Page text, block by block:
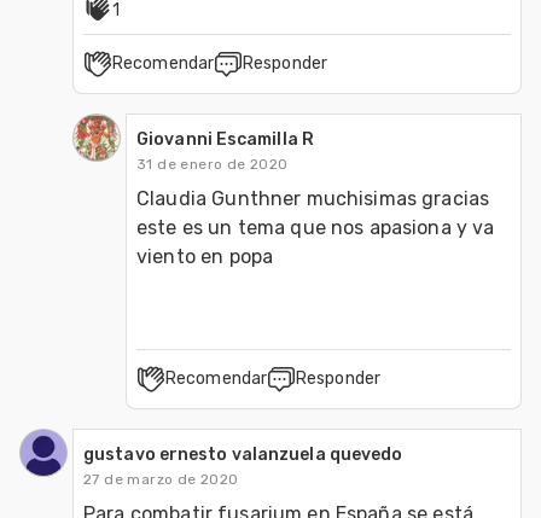
1
Recomendar Responder
Giovanni Escamilla R
31 de enero de 2020
Claudia Gunthner muchisimas gracias
este es un tema que nos apasiona y va
Recomendar Responder
gustavo ernesto valanzuela quevedo
27 de marzo de 2020